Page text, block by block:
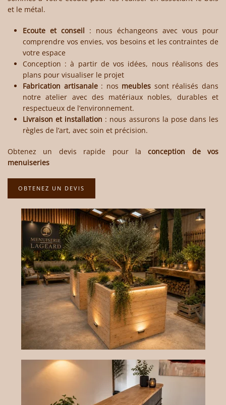
et le métal.
Ecoute et conseil : nous échangeons avec vous pour
comprendre vos envies, vos besoins et les contraintes de
votre espace
Conception : à partir de vos idées, nous réalisons des
plans pour visualiser le projet
Fabrication artisanale: nos meubles sont réalisés dans
notre atelier avec des matériaux nobles, durables et
respectueux de l’environnement.
Livraison et installation : nous assurons la pose dans les
règles de l’art, avec soin et précision.
Obtenez un devis rapide pour laconception de vos
menuiseries
OBTENEZ UN DEVIS